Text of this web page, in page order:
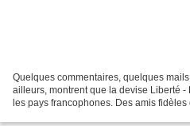
Quelques commentaires, quelques
ailleurs, montrent que la devise Liberté
les pays francophones. Des amis